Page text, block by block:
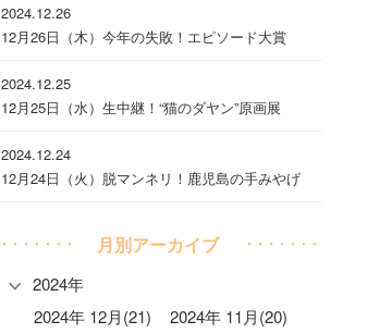
2024.12.26
12月26日（木）今年の失敗！エピソード大賞
2024.12.25
12月25日（水）生中継！“猫のダヤン”原画展
2024.12.24
12月24日（火）脱マンネリ！鹿児島の手みやげ
月別アーカイブ
2024年
2024年 12月(21)
2024年 11月(20)